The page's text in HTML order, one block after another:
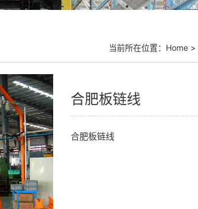
当前所在位置： Home >
合肥板链线
合肥板链线